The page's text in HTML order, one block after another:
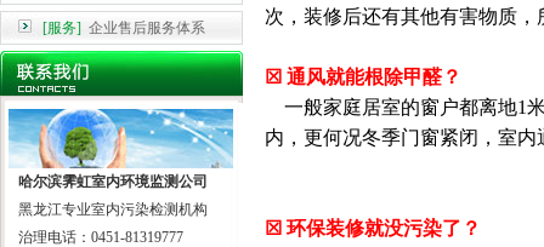
[服务] 企业售后服务体系
哈尔滨霁虹室内环境监测公司
黑龙江专业室内污染检测机构
治理电话：0451-81319777
次，装修后还有其他有害物质，
☒ 通风就能根除甲醛？
一般家庭居室的窗户都离地1
内，更何况冬季门窗紧闭，
☒ 环保装修就没污染了？